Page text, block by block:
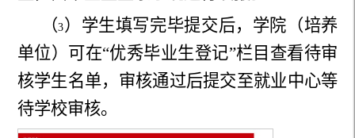
（3 ）学生填写完毕提交后，学院（培养
单位）可在“优秀毕业生登记”栏目查看待审
核学生名单，审核通过后提交至就业中心等
待学校审核。